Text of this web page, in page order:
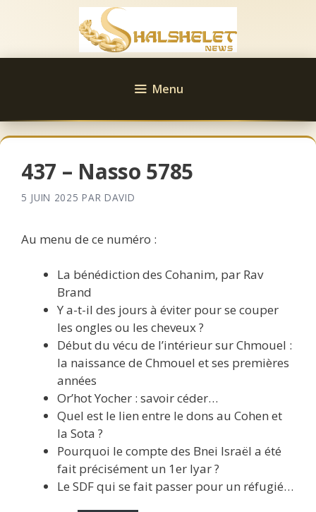
Menu
437 – Nasso 5785
5 JUIN 2025 PAR DAVID
Au menu de ce numéro :
La bénédiction des Cohanim, par Rav
Brand
Y a-t-il des jours à éviter pour se couper
les ongles ou les cheveux ?
Début du vécu de l’intérieur sur Chmouel :
la naissance de Chmouel et ses premières
années
Or’hot Yocher : savoir céder…
Quel est le lien entre le dons au Cohen et
la Sota ?
Pourquoi le compte des Bnei Israël a été
fait précisément un 1er Iyar ?
Le SDF qui se fait passer pour un réfugié…